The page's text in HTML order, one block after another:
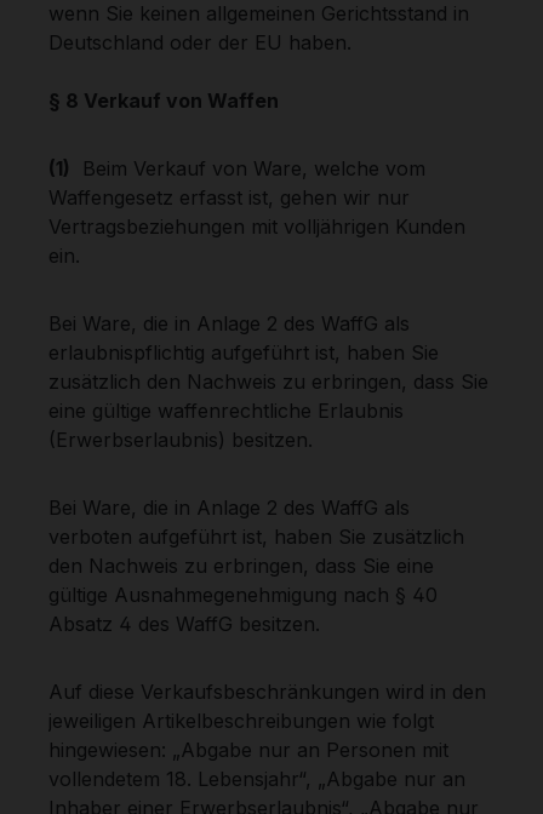
wenn Sie keinen allgemeinen Gerichtsstand in
Deutschland oder der EU haben.
§ 8 Verkauf von Waffen
(1) Beim Verkauf von Ware, welche vom
Waffengesetz erfasst ist, gehen wir nur
Vertragsbeziehungen mit volljährigen Kunden
ein.
Bei Ware, die in Anlage 2 des WaffG als
erlaubnispflichtig aufgeführt ist, haben Sie
zusätzlich den Nachweis zu erbringen, dass Sie
eine gültige waffenrechtliche Erlaubnis
(Erwerbserlaubnis) besitzen.
Bei Ware, die in Anlage 2 des WaffG als
verboten aufgeführt ist, haben Sie zusätzlich
den Nachweis zu erbringen, dass Sie eine
gültige Ausnahmegenehmigung nach § 40
Absatz 4 des WaffG besitzen.
Auf diese Verkaufsbeschränkungen wird in den
jeweiligen Artikelbeschreibungen wie folgt
hingewiesen: „Abgabe nur an Personen mit
vollendetem 18. Lebensjahr“, „Abgabe nur an
Inhaber einer Erwerbserlaubnis“, „Abgabe nur